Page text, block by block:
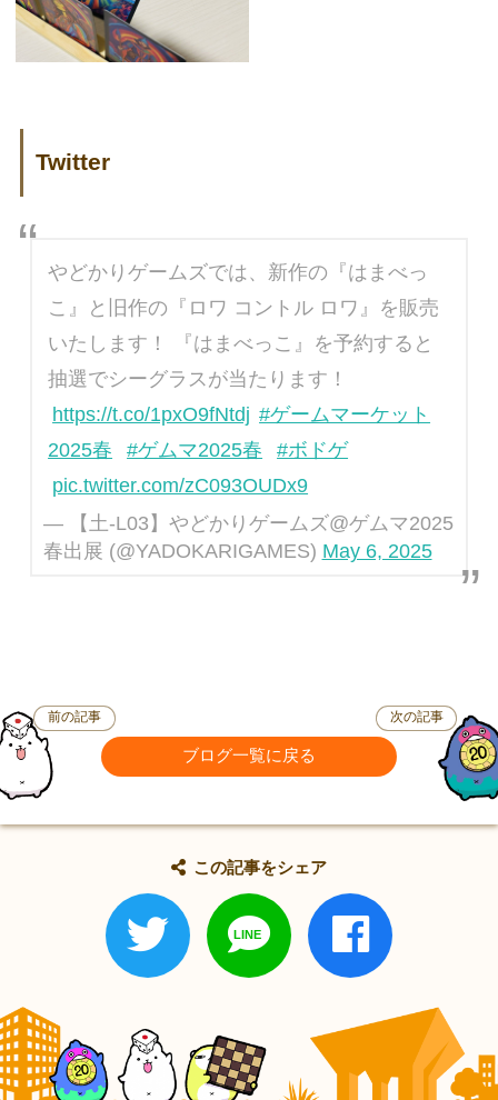
Twitter
やどかりゲームズでは、新作の『はまべっ
こ』と旧作の『ロワ コントル ロワ』を販売
いたします！ 『はまべっこ』を予約すると
抽選でシーグラスが当たります！
https://t.co/1pxO9fNtdj #ゲームマーケット
2025春
#ゲムマ2025春
#ボドゲ
pic.twitter.com/zC093OUDx9
— 【土-L03】やどかりゲームズ@ゲムマ2025
春出展 (@YADOKARIGAMES) May 6, 2025
前の記事
ブログ一覧に戻る
次の記事
この記事をシェア